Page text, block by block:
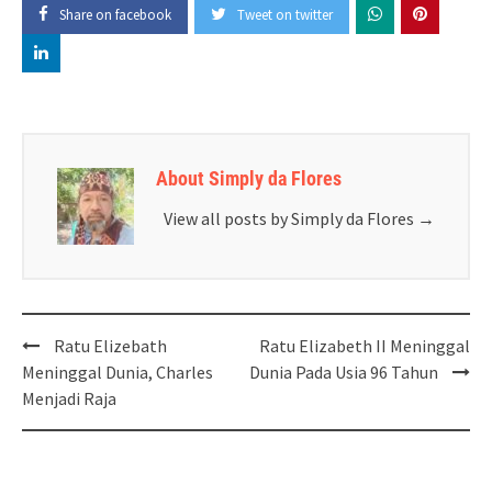
Share on facebook Tweet on twitter
About Simply da Flores
View all posts by Simply da Flores →
Post
navigation
Ratu Elizebath
Meninggal Dunia, Charles
Menjadi Raja
Ratu Elizabeth II Meninggal
Dunia Pada Usia 96 Tahun